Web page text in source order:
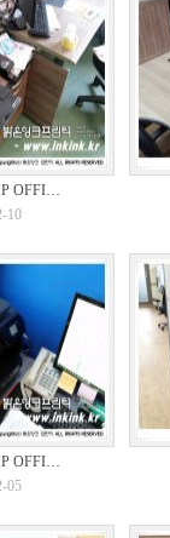
OFFI…
10
OFFI…
05